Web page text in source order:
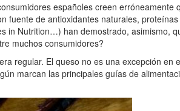
españoles creen
de antioxidantes naturales,
in Nutrition…) han demostrado, asimismo,
muchos consumidores?
regular. El queso no es una excepción
marcan las principales guías de